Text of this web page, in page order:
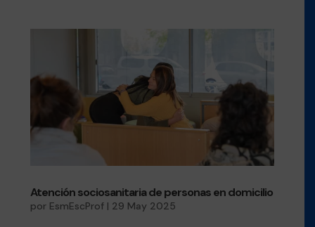
Atención sociosanitaria de personas en domicilio
por EsmEscProf | 29 May 2025